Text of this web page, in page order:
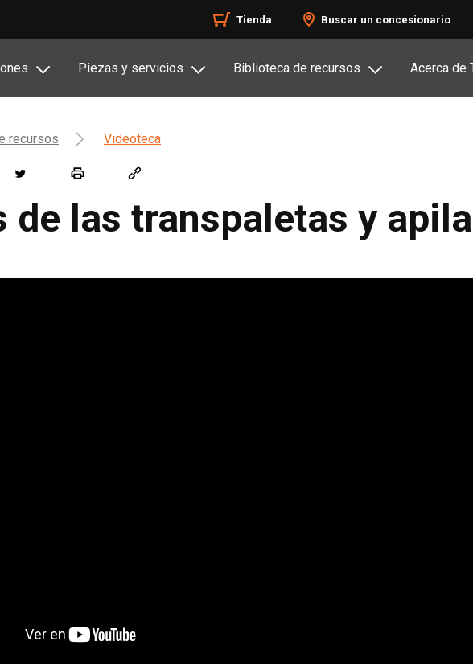
Tienda Buscar un concesionario
Piezas y servicios Biblioteca de recursos Acerca de
recursos Videoteca
de las transpaletas y